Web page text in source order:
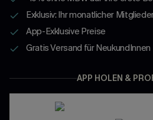
Exklusiv: Ihr monatlicher
App-Exklusive Preise
Gratis Versand für NeukundInnen
APP HOLEN &